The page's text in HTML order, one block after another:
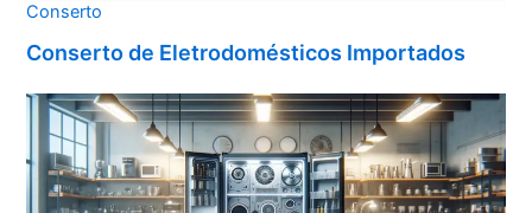
Conserto
Conserto de Eletrodomésticos Importados